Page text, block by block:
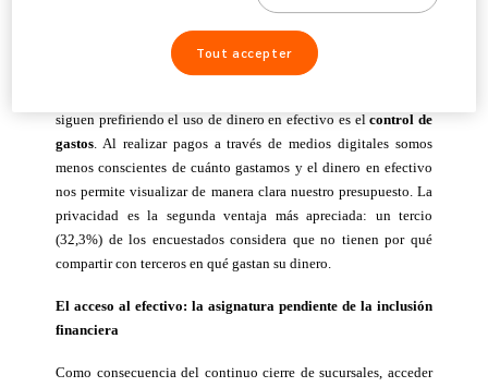
encuestados afirma seguir utilizando el efectivo para realizar
sus operaciones habituales, y tan solo uno de cada cuatro (24%)
dice utilizar la tarjeta para todo.
siguen prefiriendo el uso de dinero en efectivo es el control de
gastos. Al realizar pagos a través de medios digitales somos
menos conscientes de cuánto gastamos y el dinero en efectivo
nos permite visualizar de manera clara nuestro presupuesto. La
privacidad es la segunda ventaja más apreciada: un tercio
(32,3%) de los encuestados considera que no tienen por qué
compartir con terceros en qué gastan su dinero.
El acceso al efectivo: la asignatura pendiente de la inclusión
financiera
Como consecuencia del continuo cierre de sucursales, acceder
Tout accepter